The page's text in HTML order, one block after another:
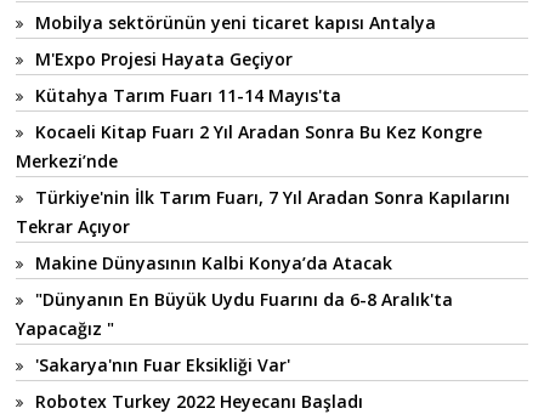
Mobilya sektörünün yeni ticaret kapısı Antalya
M'Expo Projesi Hayata Geçiyor
Kütahya Tarım Fuarı 11-14 Mayıs'ta
Kocaeli Kitap Fuarı 2 Yıl Aradan Sonra Bu Kez Kongre
Merkezi’nde
Türkiye'nin İlk Tarım Fuarı, 7 Yıl Aradan Sonra Kapılarını
Tekrar Açıyor
Makine Dünyasının Kalbi Konya’da Atacak
"Dünyanın En Büyük Uydu Fuarını da 6-8 Aralık'ta
Yapacağız "
'Sakarya'nın Fuar Eksikliği Var'
Robotex Turkey 2022 Heyecanı Başladı